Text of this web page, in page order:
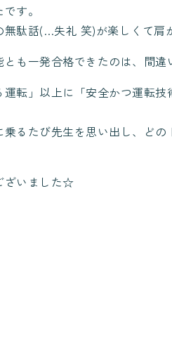
す。
無駄話(…失礼 笑)が楽しくて肩
も一発合格できたのは、間違
転」以上に「安全かつ運転
乗るたび先生を思い出し、ど
ざいました☆